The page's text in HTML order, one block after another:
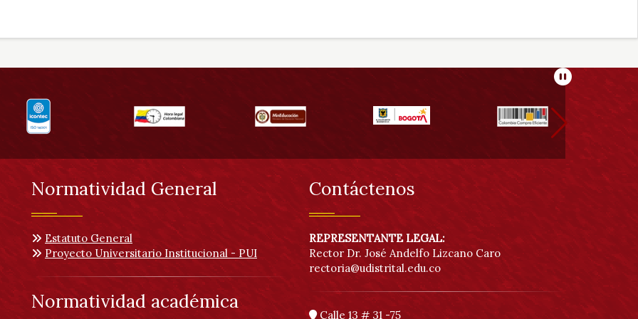
de
Normatividad General
Estatuto General
Proyecto Universitario Institucional - PUI
Normatividad académica
Contáctenos
REPRESENTANTE LEGAL:
Rector Dr. José Andelfo Lizcano Caro
rectoria@udistrital.edu.co
Calle 13 # 31 -75